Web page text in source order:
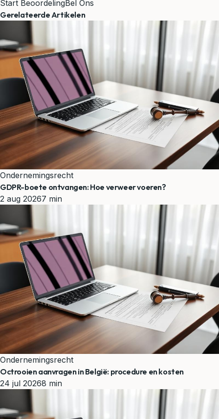
Start BeoordelingBel Ons
Gerelateerde Artikelen
Ondernemingsrecht
GDPR-boete ontvangen: Hoe verweer voeren?
2 aug 20267 min
Ondernemingsrecht
Octrooien aanvragen in België: procedure en kosten
24 jul 20268 min